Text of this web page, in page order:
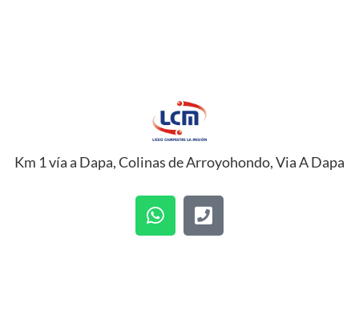
Km 1 vía a Dapa, Colinas de Arroyohondo, Via A Dapa